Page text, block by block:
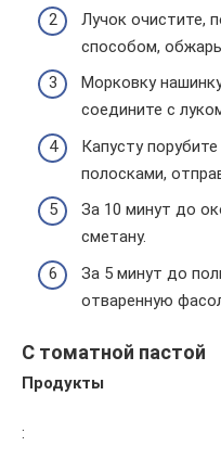
Лучок очистите,
способом,
Морковку
соедините с
Капусту
полосками,
За 10 минут до
сметану.
За 5 минут до
отваренную
С томатной пастой
Продукты
: